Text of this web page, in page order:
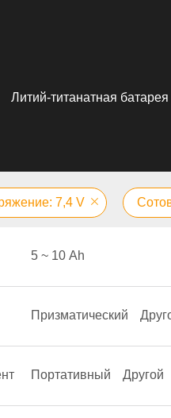
Литий-титанатная батарея
7,4 V
5 ~ 10 Аh
Призматический
Портативный Другой